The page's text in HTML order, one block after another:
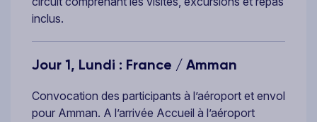
inclus.
Jour 1, Lundi : France / Amman
Convocation des participants à l’aéroport et envol
pour Amman. A l’arrivée Accueil à l’aéroport